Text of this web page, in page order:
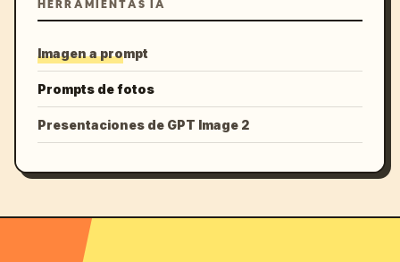
HERRAMIENTAS IA
Imagen a prompt
Prompts de fotos
Presentaciones de GPT Image 2